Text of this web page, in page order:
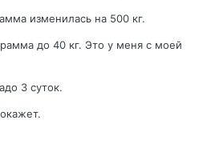
изменилась на 500 кг.
до 40 кг. Это у меня с моей
3 суток.